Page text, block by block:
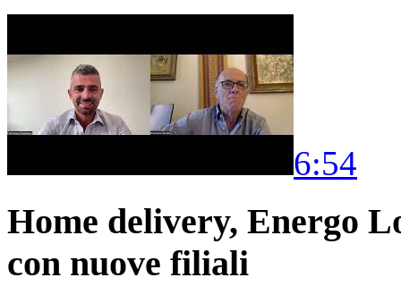
6:54
Home delivery, Energo
con nuove filiali